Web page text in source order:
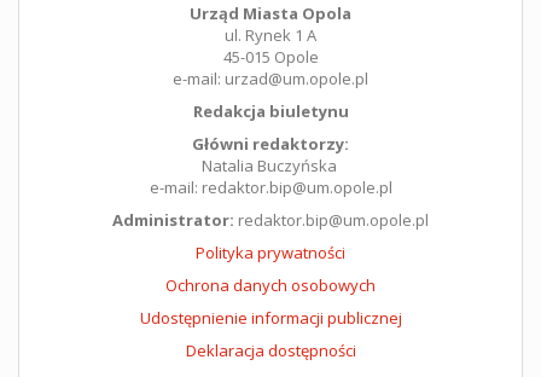
Urząd Miasta Opola
ul. Rynek 1 A
45-015 Opole
e-mail: urzad@um.opole.pl
Redakcja biuletynu
Główni redaktorzy:
Natalia Buczyńska
e-mail: redaktor.bip@um.opole.pl
Administrator: redaktor.bip@um.opole.pl
Polityka prywatności
Ochrona danych osobowych
Udostępnienie informacji publicznej
Deklaracja dostępności